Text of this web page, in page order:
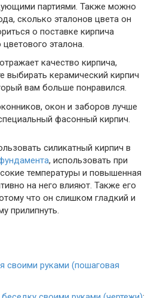
партиями. Также можно
сколько эталонов цвета он
о поставке кирпича
эталона.
качество кирпича,
выбирать керамический кирпич
вам больше понравился.
окон и заборов лучше
фасонный кирпич.
силикатный кирпич в
, использовать при
температуры и повышенная
на него влияют. Также его
что он слишком гладкий и
прилипнуть.
своими руками (пошаговая